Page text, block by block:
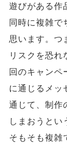
遊びがある作
同時に複雑で
思います。つ
リスクを恐
回のキャンペ
に通じるメッ
通じて、制作
しまおうとい
そもそも複雑